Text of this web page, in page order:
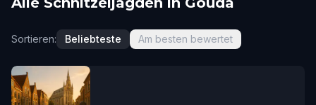
Sortieren: Beliebteste Am besten bewertet